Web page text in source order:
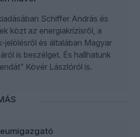
Schiffer András és
közt az energiakrízisről, a
jelölésről és általában Magyar
is beszélget. És hallhatunk
Kövér Lászlóról is.